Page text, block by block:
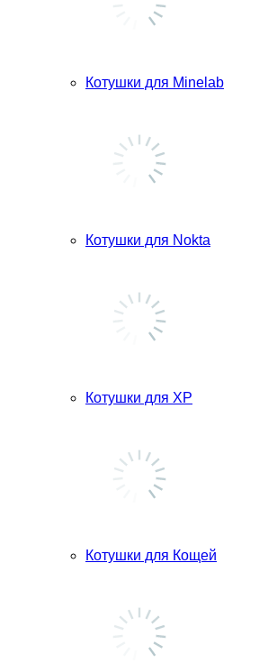
Котушки для Minelab
Котушки для Nokta
Котушки для ХР
Котушки для Кощей